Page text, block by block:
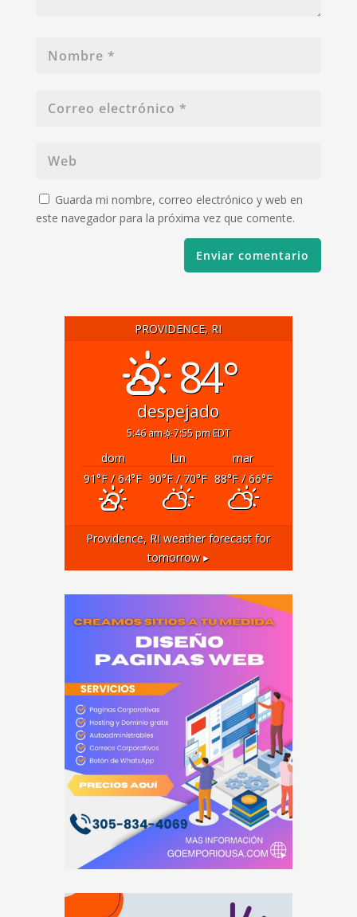
Guarda mi nombre, correo electrónico y web en
este navegador para la próxima vez que comente.
PROVIDENCE, RI
84°
despejado
5:46 am 7:55 pm EDT
dom lun
mar
91°F/ 64°F 90°F/ 70°F 88°F/ 66°F
Providence, RI weather forecast for
tomorrow ▸